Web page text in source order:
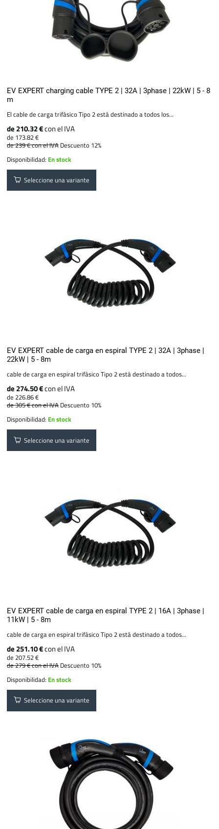
EV EXPERT charging cable TYPE 2 | 32A | 3phase | 22kW | 5 - 8
m
El cable de carga trifásico Tipo 2 está destinado a todos los...
de 210.32 €con el IVA
de 173.82 €
de 239 €con el IVA Descuento 12%
Disponibilidad: En stock
Seleccione una variante
EV EXPERT cable de carga en espiral TYPE 2 | 32A | 3phase |
22kW | 5 - 8m
cable de carga en espiral trifásico Tipo 2 está destinado a todos...
de 274.50 €con el IVA
de 226.86 €
de 305 €con el IVA Descuento 10%
Disponibilidad: En stock
Seleccione una variante
EV EXPERT cable de carga en espiral TYPE 2 | 16A | 3phase |
11kW | 5 - 8m
cable de carga en espiral trifásico Tipo 2 está destinado a todos...
de 251.10 €con el IVA
de 207.52 €
de 279 €con el IVA Descuento 10%
Disponibilidad: En stock
Seleccione una variante